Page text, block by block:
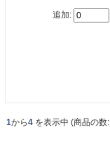
追加:
1から4 を表示中 (商品の数: